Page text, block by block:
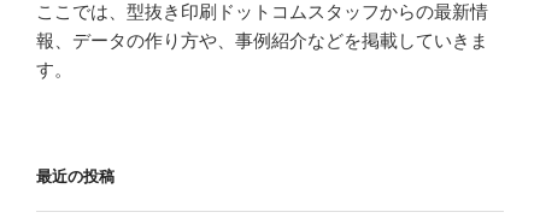
ここでは、型抜き印刷ドットコムスタッフからの最新情
報、データの作り方や、事例紹介などを掲載していきま
す。
最近の投稿